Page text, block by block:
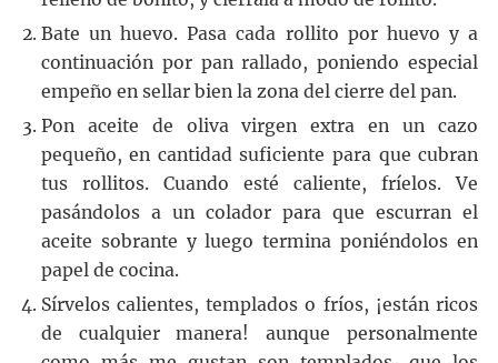
Bate un huevo. Pasa cada rollito por huevo y a
continuación por pan rallado, poniendo especial
empeño en sellar bien la zona del cierre del pan.
Pon aceite de oliva virgen extra en un cazo
pequeño, en cantidad suficiente para que cubran
tus rollitos. Cuando esté caliente, fríelos. Ve
pasándolos a un colador para que escurran el
aceite sobrante y luego termina poniéndolos en
papel de cocina.
Sírvelos calientes, templados o fríos, ¡están ricos
de cualquier manera! aunque personalmente